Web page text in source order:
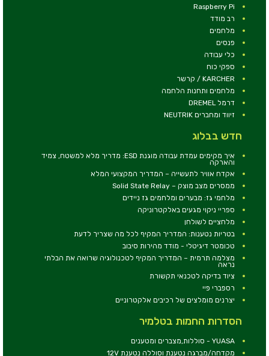
Raspberry Pi
רב מודד
מלחמים
פנסים
כלי עבודה
ספקי כוח
KARCHER / קרשר
מלחמים ותחנות הלחמה
דרמל DREMEL
זיווד ומחברים NEUTRIK
חדש בבלוג
איך מקימים עמדת עבודה מוגנת ESD: מדריך מלא למשטח, צמיד
והארקה
אקדח אוויר לתעשייה – המדריך המקצועי המלא
ממסרים מצב מוצק – Solid State Relay
מלחמי גז: מבערים ומלחמים גז ניידים
ספריי ניקוי מגעים באלקטרוניקה
מלחציים לשולחן
בטריות נטענות: המדריך המקיף לכל מה שצריך לדעת
טכומטר דיגיטלי - מודד מהירות סיבוב
מצלמה תרמית – המדריך המקיף לטכנולוגיה שרואה את הבלתי
נראה
ציוד בדיקה לטכנאי תקשורת
רספברי פיי
יצרנים מומלצים של רכיבים אלקטרוניים
הסדרות החמות בטלמיר
YUASA - סוללות,מצברים ומטענים
מקדחה/מברגה נטענת וסוללה נטענת 12V